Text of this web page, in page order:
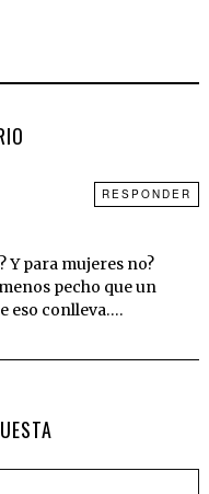
Y para mujeres no?
pecho que un
eso conlleva….
RESPONDER